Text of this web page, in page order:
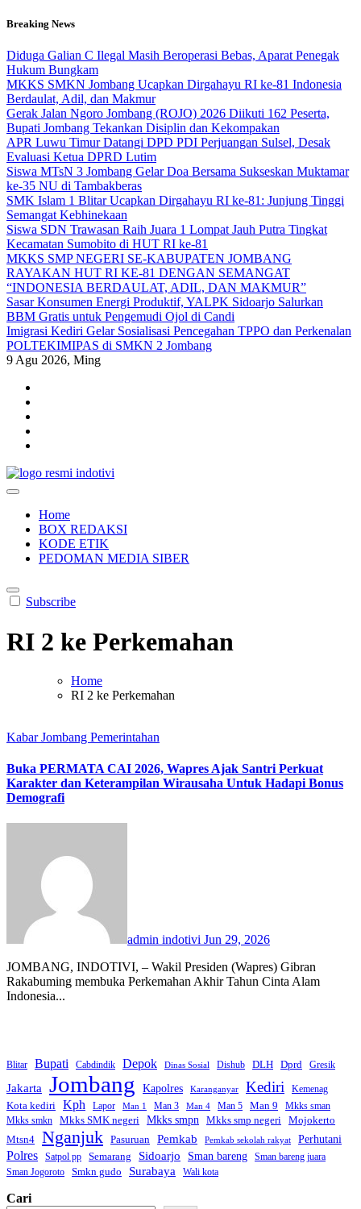
Skip
content
Breaking News
Diduga Galian C Ilegal Masih Beroperasi Bebas, Aparat Penegak
Hukum Bungkam
MKKS SMKN Jombang Ucapkan Dirgahayu RI ke-81 Indonesia
Berdaulat, Adil, dan Makmur
Gerak Jalan Ngoro Jombang (ROJO) 2026 Diikuti 162 Peserta,
Bupati Jombang Tekankan Disiplin dan Kekompakan
APR Luwu Timur Datangi DPD PDI Perjuangan Sulsel, Desak
Evaluasi Ketua DPRD Lutim
Siswa MTsN 3 Jombang Gelar Doa Bersama Sukseskan Muktamar
ke-35 NU di Tambakberas
SMK Islam 1 Blitar Ucapkan Dirgahayu RI ke-81: Junjung Tinggi
Semangat Kebhinekaan
Siswa SDN Trawasan Raih Juara 1 Lompat Jauh Putra Tingkat
Kecamatan Sumobito di HUT RI ke-81
MKKS SMP NEGERI SE-KABUPATEN JOMBANG
RAYAKAN HUT RI KE-81 DENGAN SEMANGAT
“INDONESIA BERDAULAT, ADIL, DAN MAKMUR”
Sasar Konsumen Energi Produktif, YALPK Sidoarjo Salurkan
BBM Gratis untuk Pengemudi Ojol di Candi
Imigrasi Kediri Gelar Sosialisasi Pencegahan TPPO dan Perkenalan
POLTEKIMIPAS di SMKN 2 Jombang
9 Agu 2026, Ming
Home
BOX REDAKSI
KODE ETIK
PEDOMAN MEDIA SIBER
Subscribe
RI 2 ke Perkemahan
Home
RI 2 ke Perkemahan
Kabar Jombang Pemerintahan
Buka PERMATA CAI 2026, Wapres Ajak Santri Perkuat
Karakter dan Keterampilan Wirausaha Untuk Hadapi Bonus
Demografi
admin indotivi Jun 29, 2026
JOMBANG, INDOTIVI, – Wakil Presiden (Wapres) Gibran
Rakabuming membuka Perkemahan Akhir Tahun Cinta Alam
Indonesia...
Blitar Bupati Cabdindik Depok Dinas Sosial Dishub DLH Dprd Gresik
Jakarta Jombang Kapolres Karanganyar Kediri Kemenag
Kota kediri Kph Lapor Man 1 Man 3 Man 4 Man 5 Man 9
Mkks sman
Mkks smkn
Mkks SMK negeri Mkks smpn Mkks smp negeri Mojokerto
Mtsn4 Nganjuk Pasuruan Pemkab Pemkab sekolah rakyat Perhutani
Polres Satpol pp Semarang Sidoarjo Sman bareng
Sman bareng juara
Sman Jogoroto
Smkn gudo Surabaya Wali kota
Cari